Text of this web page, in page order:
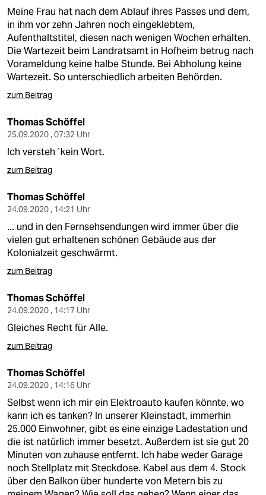
Meine Frau hat nach dem Ablauf ihres Passes und dem,
in ihm vor zehn Jahren noch eingeklebtem,
Aufenthaltstitel, diesen nach wenigen Wochen erhalten.
Die Wartezeit beim Landratsamt in Hofheim betrug nach
Vorameldung keine halbe Stunde. Bei Abholung keine
Wartezeit. So unterschiedlich arbeiten Behörden.
zum Beitrag
Thomas Schöffel
25.09.2020 , 07:32 Uhr
Ich versteh´kein Wort.
zum Beitrag
Thomas Schöffel
24.09.2020 , 14:21 Uhr
... und in den Fernsehsendungen wird immer über die
vielen gut erhaltenen schönen Gebäude aus der
Kolonialzeit geschwärmt.
zum Beitrag
Thomas Schöffel
24.09.2020 , 14:17 Uhr
Gleiches Recht für Alle.
zum Beitrag
Thomas Schöffel
24.09.2020 , 14:16 Uhr
Selbst wenn ich mir ein Elektroauto kaufen könnte, wo
kann ich es tanken? In unserer Kleinstadt, immerhin
25.000 Einwohner, gibt es eine einzige Ladestation und
die ist natürlich immer besetzt. Außerdem ist sie gut 20
Minuten von zuhause entfernt. Ich habe weder Garage
noch Stellplatz mit Steckdose. Kabel aus dem 4. Stock
über den Balkon über hunderte von Metern bis zu